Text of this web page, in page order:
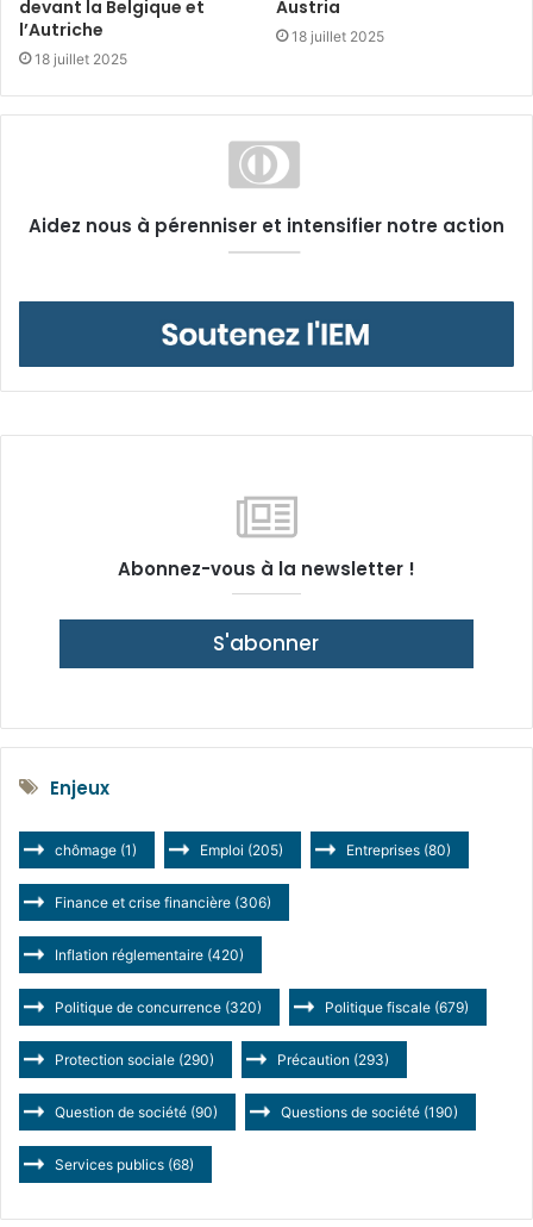
devant la Belgique et
l’Autriche
18 juillet 2025
Austria
18 juillet 2025
Aidez nous à pérenniser et intensifier notre action
Abonnez-vous à la newsletter !
S'abonner
Enjeux
chômage (1) Emploi (205) Entreprises (80)
Finance et crise financière (306)
Inflation réglementaire (420)
Politique de concurrence (320) Politique fiscale (679)
Protection sociale (290) Précaution (293)
Question de société (90) Questions de société (190)
Services publics (68)